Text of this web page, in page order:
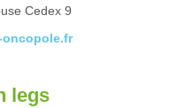
Cedex 9
legs